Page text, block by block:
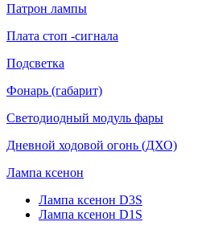
Патрон лампы
Плата стоп -сигнала
Подсветка
Фонарь (габарит)
Светодиодный модуль фары
Дневной ходовой огонь (ДХО)
Лампа ксенон
Лампа ксенон D3S
Лампа ксенон D1S